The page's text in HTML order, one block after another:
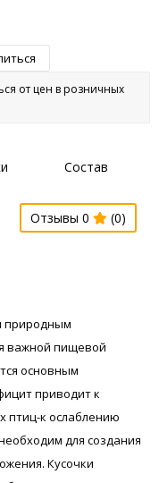
от цен в розничных
Состав
Отзывы 0 (0)
природным
важной пищевой
основным
приводит к
птиц-к ослаблению
для создания
Кусочки